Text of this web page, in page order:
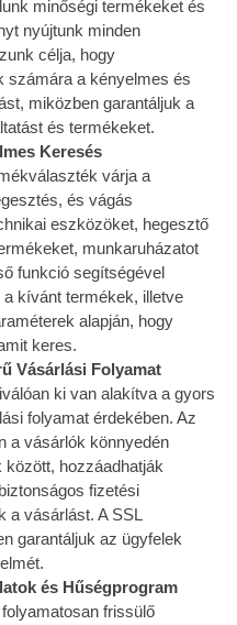
minőségi termékeket és
nyújtunk minden
célja, hogy
számára a kényelmes és
miközben garantáljuk a
és termékeket.
Keresés
várja a
és vágás
eszközöket, hegesztő
munkaruházatot
funkció segítségével
kívánt termékek, illetve
alapján, hogy
keres.
Vásárlási Folyamat
ki van alakítva a gyors
folyamat érdekében. Az
a vásárlók könnyedén
hozzáadhatják
fizetési
a vásárlást. A SSL
garantáljuk az ügyfelek
és Hűségprogram
frissülő